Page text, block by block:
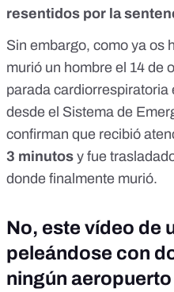
resentidos por la
Sin embargo, como ya os
murió un hombre el 14 de
parada cardiorrespiratoria
desde el Sistema de
confirman que recibió
3 minutos y fue
donde finalmente murió.
No, este vídeo de
peleándose con
ningún